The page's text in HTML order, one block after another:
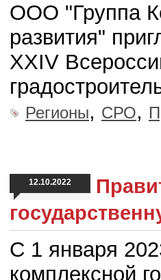
ООО "Группа
развития"
XXIV
Регионы, СРО,
12.10.2022
С 1 января
комплексной